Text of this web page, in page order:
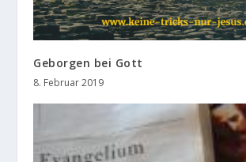
Geborgen bei Gott
8. Februar 2019